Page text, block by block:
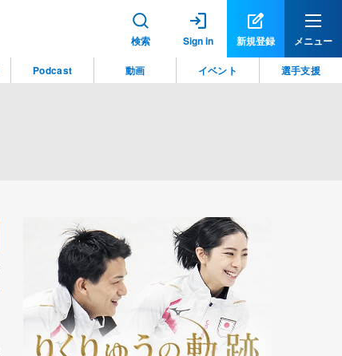
検索 Sign in 新規登録 メニュー
Podcast 動画 イベント 選手支援